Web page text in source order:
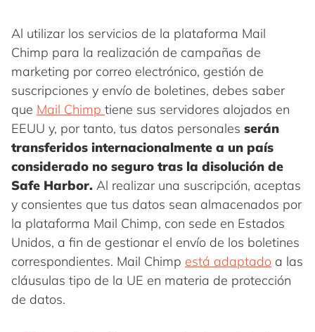
Al utilizar los servicios de la plataforma Mail
Chimp para la realización de campañas de
marketing por correo electrónico, gestión de
suscripciones y envío de boletines, debes saber
que Mail Chimp tiene sus servidores alojados en
EEUU y, por tanto, tus datos personales serán
transferidos internacionalmente a un país
considerado no seguro tras la disolución de
Safe Harbor. Al realizar una suscripción, aceptas
y consientes que tus datos sean almacenados por
la plataforma Mail Chimp, con sede en Estados
Unidos, a fin de gestionar el envío de los boletines
correspondientes. Mail Chimp está adaptado a las
cláusulas tipo de la UE en materia de protección
de datos.